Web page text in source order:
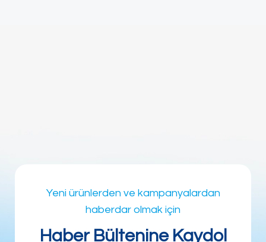
Yeni ürünlerden ve kampanyalardan
haberdar olmak için
Haber Bültenine Kaydol